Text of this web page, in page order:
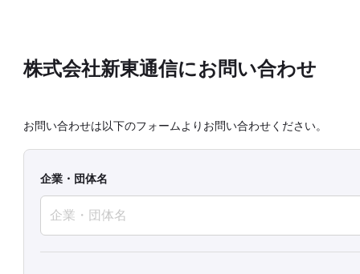
株式会社新東通信にお問い合わせ
お問い合わせは以下のフォームよりお問い合わせください。
企業・団体名